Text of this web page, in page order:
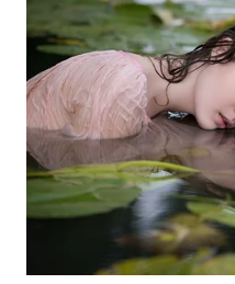
WN
MAJALENGKA
WN
SUBANG
WN